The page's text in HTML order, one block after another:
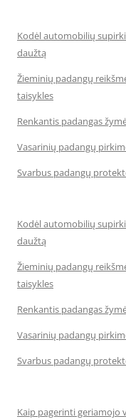
Kodėl automobilių
daužtą
Žieminių padangų
taisykles
Renkantis padangas
Vasarinių padangų
Svarbus padangų
Kodėl automobilių
daužtą
Žieminių padangų
taisykles
Renkantis padangas
Vasarinių padangų
Svarbus padangų
Kaip pagerinti geriamojo